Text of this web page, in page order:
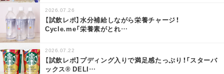
2026.07.26
【試飲レポ】水分補給しながら栄養チャージ！
Cycle.me「栄養素がとれ…
2026.07.22
【試飲レポ】プディング入りで満足感たっぷり！「スターバ
ックス® DELI…